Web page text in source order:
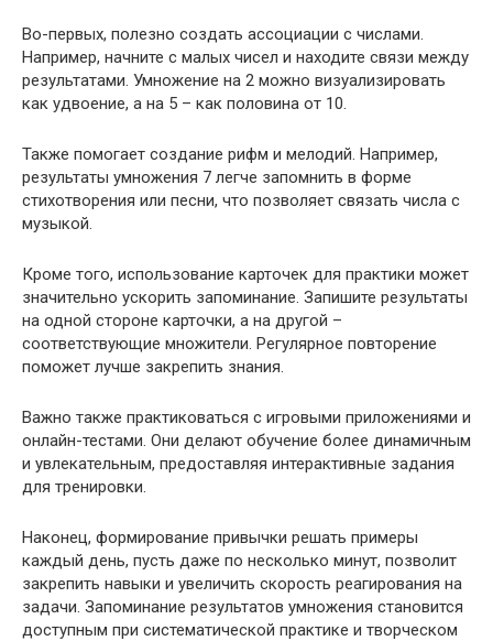
Во-первых, полезно создать ассоциации с числами.
Например, начните с малых чисел и находите связи между
результатами. Умножение на 2 можно визуализировать
как удвоение, а на 5 – как половина от 10.
Также помогает создание рифм и мелодий. Например,
результаты умножения 7 легче запомнить в форме
стихотворения или песни, что позволяет связать числа с
музыкой.
Кроме того, использование карточек для практики может
значительно ускорить запоминание. Запишите результаты
на одной стороне карточки, а на другой –
соответствующие множители. Регулярное повторение
поможет лучше закрепить знания.
Важно также практиковаться с игровыми приложениями и
онлайн-тестами. Они делают обучение более динамичным
и увлекательным, предоставляя интерактивные задания
для тренировки.
Наконец, формирование привычки решать примеры
каждый день, пусть даже по несколько минут, позволит
закрепить навыки и увеличить скорость реагирования на
задачи. Запоминание результатов умножения становится
доступным при систематической практике и творческом